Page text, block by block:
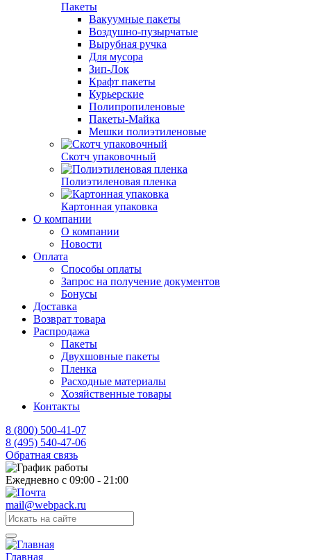
Пакеты
Вакуумные пакеты
Воздушно-пузырчатые
Вырубная ручка
Для мусора
Зип-Лок
Крафт пакеты
Курьерские
Полипропиленовые
Пакеты-Майка
Мешки полиэтиленовые
Скотч упаковочный
Полиэтиленовая пленка
Картонная упаковка
О компании
О компании
Новости
Оплата
Способы оплаты
Запрос на получение документов
Бонусы
Доставка
Возврат товара
Распродажа
Пакеты
Двухшовные пакеты
Пленка
Расходные материалы
Хозяйственные товары
Контакты
8 (800) 500-41-07
8 (495) 540-47-06
Обратная связь
Ежедневно с 09:00 - 21:00
mail@webpack.ru
Главная